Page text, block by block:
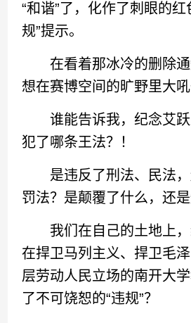
“和谐”了，化作了刺眼的红
规”提示。
在看着那冰冷的删除通
想在赛博空间的旷野里大吼
谁能告诉我，纪念艾跃
犯了哪条王法？！
是违反了刑法、民法，
罚法？是颠覆了什么，还是
我们在自己的土地上，
在捍卫马列主义、捍卫毛
层劳动人民立场的南开大
了不可饶恕的“违规”？